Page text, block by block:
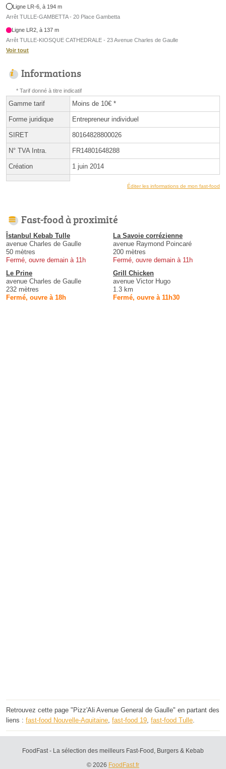
Ligne LR-6, à 194 m
Arrêt TULLE-GAMBETTA - 20 Place Gambetta
Ligne LR2, à 137 m
Arrêt TULLE-KIOSQUE CATHEDRALE - 23 Avenue Charles de Gaulle
Voir tout
Informations
* Tarif donné à titre indicatif
Gamme tarif Moins de 10€ *
Forme juridique Entrepreneur individuel
SIRET 80164828800026
N° TVA Intra. FR14801648288
Création 1 juin 2014
Éditer les informations de mon fast-food
Fast-food à proximité
Îstanbul Kebab Tulle
avenue Charles de Gaulle
50 mètres
Fermé, ouvre demain à 11h
La Savoie corrézienne
avenue Raymond Poincaré
200 mètres
Fermé, ouvre demain à 11h
Le Prine
avenue Charles de Gaulle
232 mètres
Fermé, ouvre à 18h
Grill Chicken
avenue Victor Hugo
1.3 km
Fermé, ouvre à 11h30
Retrouvez cette page "Pizz'Ali Avenue General de Gaulle" en partant des
liens : fast-food Nouvelle-Aquitaine, fast-food 19, fast-food Tulle.
FoodFast - La sélection des meilleurs Fast-Food, Burgers & Kebab
© 2026 FoodFast.fr